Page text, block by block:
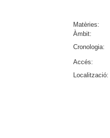
Matèries:
Àmbit:
Cronologia:
Accés:
Localització: